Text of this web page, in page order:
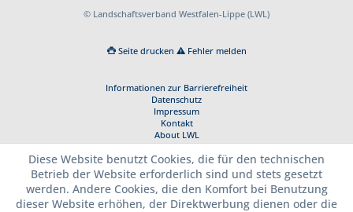
© Landschaftsverband Westfalen-Lippe (LWL)
Seite drucken Fehler melden
Informationen zur Barrierefreiheit
Datenschutz
Impressum
Kontakt
About LWL
Diese Website benutzt Cookies, die für den technischen
Betrieb der Website erforderlich sind und stets gesetzt
werden. Andere Cookies, die den Komfort bei Benutzung
dieser Website erhöhen, der Direktwerbung dienen oder die